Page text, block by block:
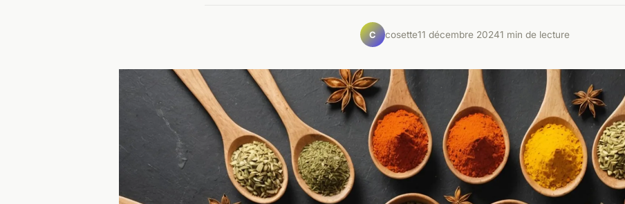
C cosette11 décembre 20241 min de lecture